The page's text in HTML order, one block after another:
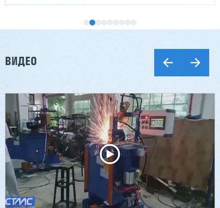
Двухсторонний шипорез MX6015
2 901 639 ₽
3 254 098 ₽
Артикул: 2497
Длина заготовки: 400-1500 мм
Макс. ширина заготовки: 580 мм
Станок проходного типа
ВИДЕО